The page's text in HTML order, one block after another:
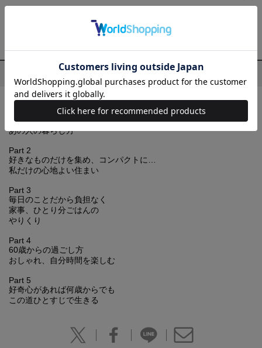
後、予告なく仕様や価格などが変更になる場合があります。あらかじ
目次
Part 1
様々な別れを経て、元気に暮らす
ひとりの時間を楽しむ
あの人の暮らし方
Part 2
好きなものだけを集め、コンパクトに…
私だけの心地よい住まい
Part 3
毎日のことだから負担なく
家事、ひとり分ごはんの
やりくり
Part 4
60歳からの過ごし方
おしゃれ、自分時間を楽しむ
Part 5
好奇心があれば何歳からでも
この道ひとすじで生きる